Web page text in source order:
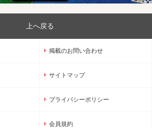
上へ戻る
掲載のお問い合わせ
サイトマップ
プライバシーポリシー
会員規約